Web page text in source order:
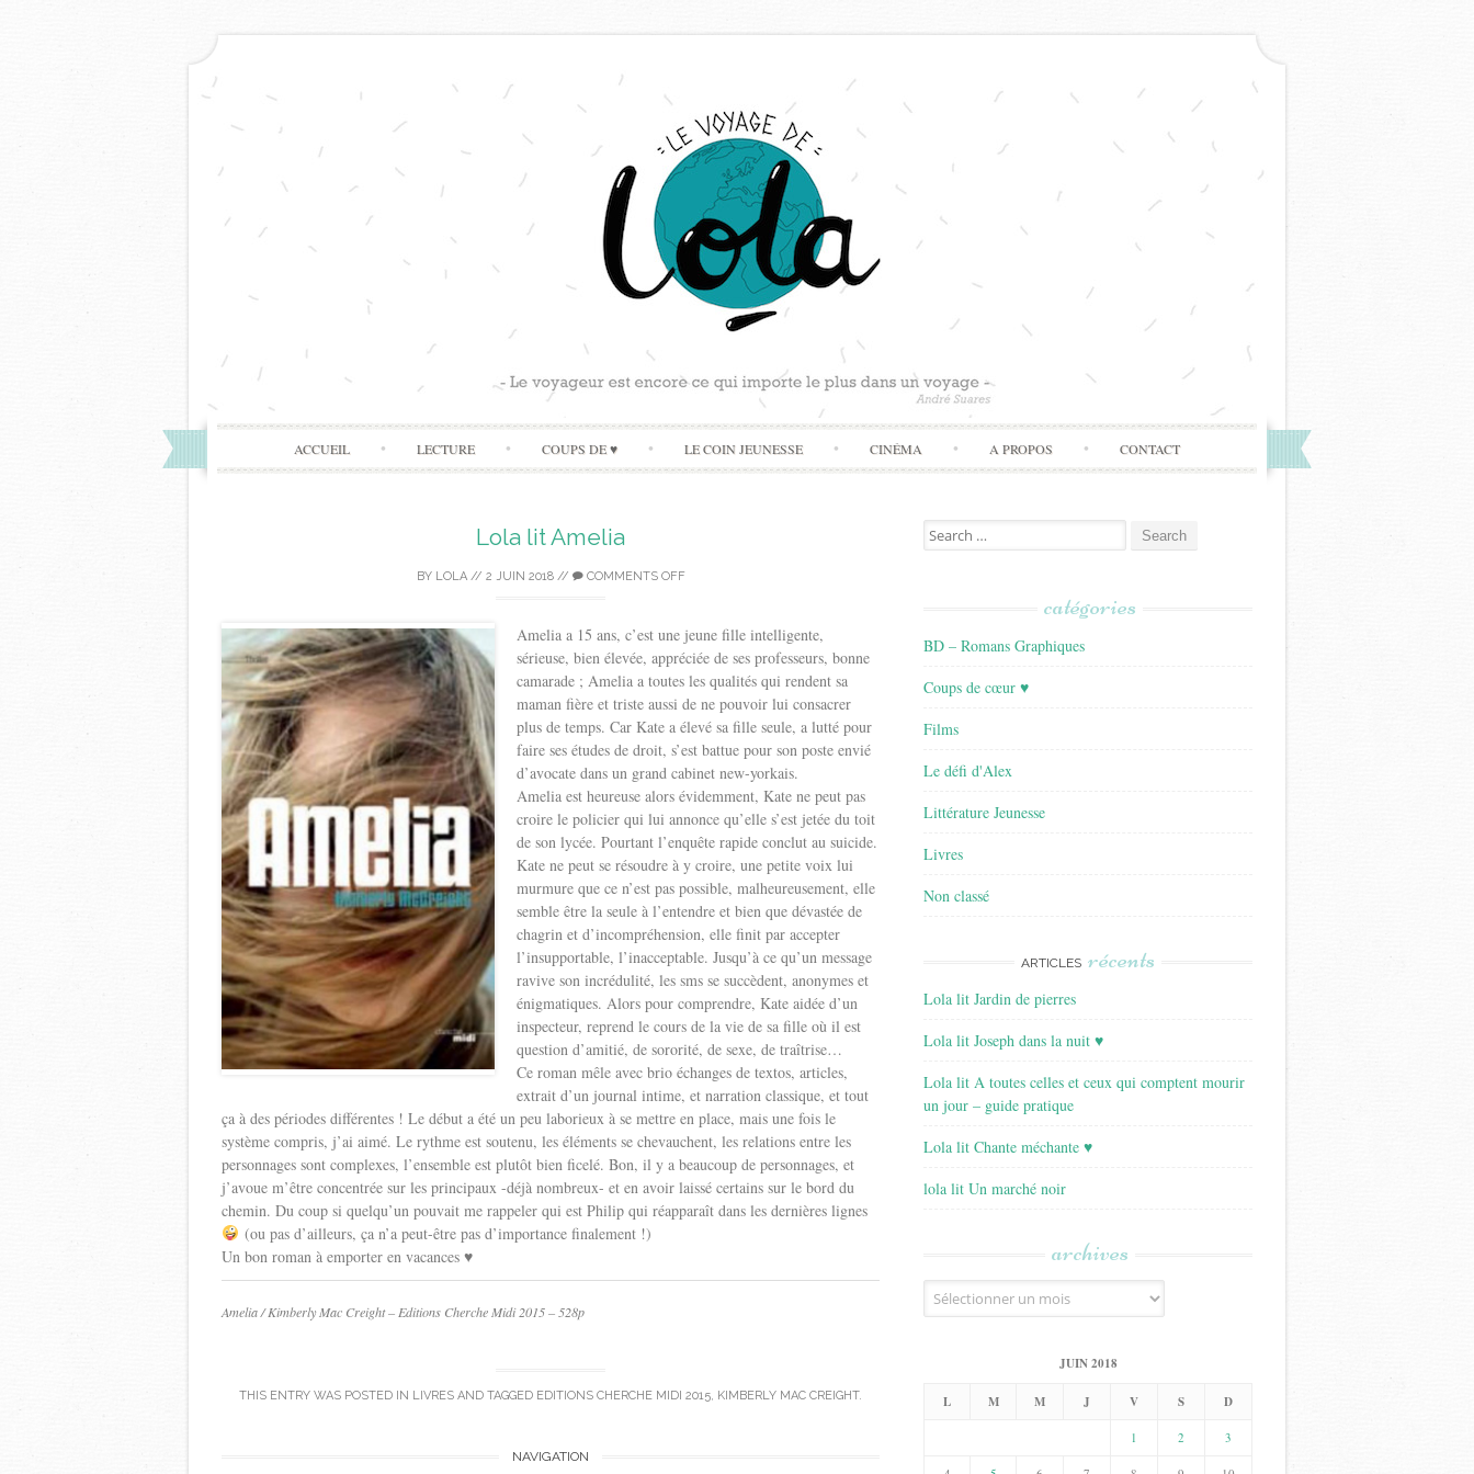
Skip
to
ACCUEIL LECTURE COUPS DE ♥ LE COIN JEUNESSE CINÉMA A PROPOS CONTACT
Lola lit Amelia
BY LOLA// 2 JUIN 2018// COMMENTS OFF
Amelia a 15 ans, c’est une jeune fille intelligente,
sérieuse, bien élevée, appréciée de ses professeurs, bonne
camarade ; Amelia a toutes les qualités qui rendent sa
maman fière et triste aussi de ne pouvoir lui consacrer
plus de temps. Car Kate a élevé sa fille seule, a lutté pour
faire ses études de droit, s’est battue pour son poste envié
d’avocate dans un grand cabinet new-yorkais.
Amelia est heureuse alors évidemment, Kate ne peut pas
croire le policier qui lui annonce qu’elle s’est jetée du toit
de son lycée. Pourtant l’enquête rapide conclut au suicide.
Kate ne peut se résoudre à y croire, une petite voix lui
murmure que ce n’est pas possible, malheureusement, elle
semble être la seule à l’entendre et bien que dévastée de
chagrin et d’incompréhension, elle finit par accepter
l’insupportable, l’inacceptable. Jusqu’à ce qu’un message
ravive son incrédulité, les sms se succèdent, anonymes et
énigmatiques. Alors pour comprendre, Kate aidée d’un
inspecteur, reprend le cours de la vie de sa fille où il est
question d’amitié, de sororité, de sexe, de traîtrise…
Ce roman mêle avec brio échanges de textos, articles,
extrait d’un journal intime, et narration classique, et tout
ça à des périodes différentes ! Le début a été un peu laborieux à se mettre en place, mais une fois le
système compris, j’ai aimé. Le rythme est soutenu, les éléments se chevauchent, les relations entre les
personnages sont complexes, l’ensemble est plutôt bien ficelé. Bon, il y a beaucoup de personnages, et
j’avoue m’être concentrée sur les principaux -déjà nombreux- et en avoir laissé certains sur le bord du
chemin. Du coup si quelqu’un pouvait me rappeler qui est Philip qui réapparaît dans les dernières lignes
(ou pas d’ailleurs, ça n’a peut-être pas d’importance finalement !)
Un bon roman à emporter en vacances ♥
Amelia / Kimberly Mac Creight – Editions Cherche Midi 2015 – 528p
THIS ENTRY WAS POSTED IN LIVRES AND TAGGED EDITIONS CHERCHE MIDI 2015 KIMBERLY MAC CREIGHT.
NAVIGATION
Search
for:
catégories
BD – Romans Graphiques
Coups de cœur ♥
Films
Le défi d'Alex
Littérature Jeunesse
Livres
Non classé
ARTICLES récents
Lola lit Jardin de pierres
Lola lit Joseph dans la nuit ♥
Lola lit A toutes celles et ceux qui comptent mourir
un jour – guide pratique
Lola lit Chante méchante ♥
lola lit Un marché noir
archives
Archives
JUIN 2018
L M M J V S D
1 2 3